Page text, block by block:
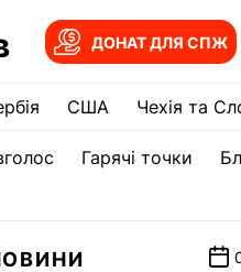
ДОНАТ ДЛЯ СПЖ
США Чехія та
Гарячі точки